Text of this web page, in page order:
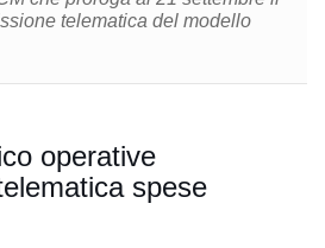
telematica del modello
operative
spese